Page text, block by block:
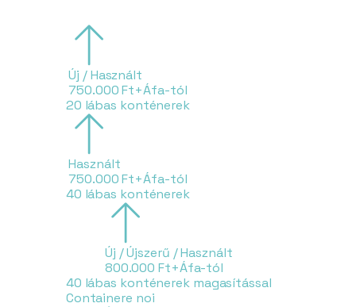
Új / Használt
750.000 Ft+Áfa-tól
20 lábas konténerek
Használt
750.000 Ft+Áfa-tól
40 lábas konténerek
Új / Újszerű / Használt
800.000 Ft+Áfa-tól
40 lábas konténerek magasítással
Containere noi